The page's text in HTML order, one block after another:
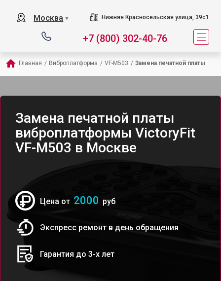
Москва ▼ Нижняя Красносельская улица, 39с1
+7 (800) 302-40-76
Главная / Виброплатформа / VF-M503 / Замена печатной платы
Замена печатной платы
виброплатформы VictoryFit
VF-M503 в Москве
Цена от 2000 руб
Экспресс ремонт в день обращения
Гарантия до 3-х лет